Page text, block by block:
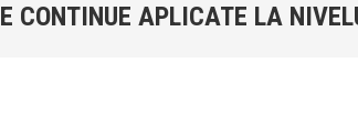
CONTINUE APLICATE LA